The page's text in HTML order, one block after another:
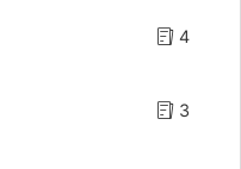
友链 4
3